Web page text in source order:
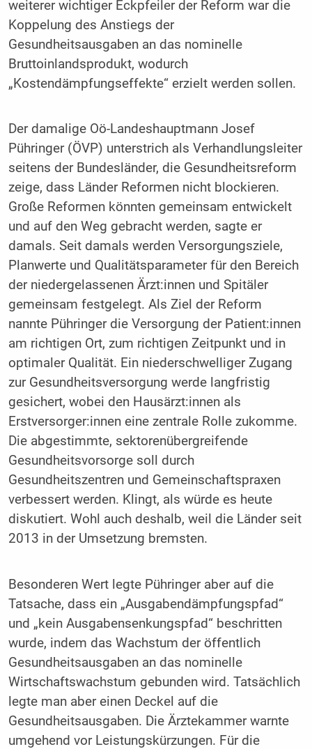
weiterer wichtiger Eckpfeiler der Reform war die
Koppelung des Anstiegs der
Gesundheitsausgaben an das nominelle
Bruttoinlandsprodukt, wodurch
„Kostendämpfungseffekte“ erzielt werden sollen.
Der damalige Oö-Landeshauptmann Josef
Pühringer (ÖVP) unterstrich als Verhandlungsleiter
seitens der Bundesländer, die Gesundheitsreform
zeige, dass Länder Reformen nicht blockieren.
Große Reformen könnten gemeinsam entwickelt
und auf den Weg gebracht werden, sagte er
damals. Seit damals werden Versorgungsziele,
Planwerte und Qualitätsparameter für den Bereich
der niedergelassenen Ärzt:innen und Spitäler
gemeinsam festgelegt. Als Ziel der Reform
nannte Pühringer die Versorgung der Patient:innen
am richtigen Ort, zum richtigen Zeitpunkt und in
optimaler Qualität. Ein niederschwelliger Zugang
zur Gesundheitsversorgung werde langfristig
gesichert, wobei den Hausärzt:innen als
Erstversorger:innen eine zentrale Rolle zukomme.
Die abgestimmte, sektorenübergreifende
Gesundheitsvorsorge soll durch
Gesundheitszentren und Gemeinschaftspraxen
verbessert werden. Klingt, als würde es heute
diskutiert. Wohl auch deshalb, weil die Länder seit
2013 in der Umsetzung bremsten.
Besonderen Wert legte Pühringer aber auf die
Tatsache, dass ein „Ausgabendämpfungspfad“
und „kein Ausgabensenkungspfad“ beschritten
wurde, indem das Wachstum der öffentlich
Gesundheitsausgaben an das nominelle
Wirtschaftswachstum gebunden wird. Tatsächlich
legte man aber einen Deckel auf die
Gesundheitsausgaben. Die Ärztekammer warnte
umgehend vor Leistungskürzungen. Für die